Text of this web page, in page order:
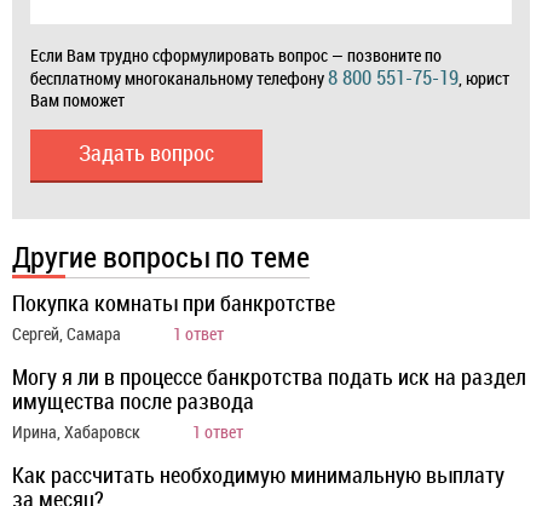
Если Вам трудно сформулировать вопрос — позвоните по
бесплатному многоканальному телефону8 800 551-75-19, юрист
Вам поможет
Задать вопрос
Другие вопросы по теме
Покупка комнаты при банкротстве
Сергей, Самара 1 ответ
Могу я ли в процессе банкротства подать иск на раздел
имущества после развода
Ирина, Хабаровск 1 ответ
Как рассчитать необходимую минимальную выплату
за месяц?